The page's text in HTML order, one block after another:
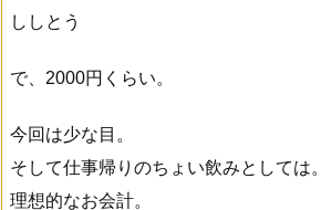
ししとう
で、2000円くらい。
今回は少な目。
そして仕事帰りのちょい飲みとしては。
理想的なお会計。